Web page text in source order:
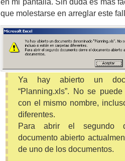
que molestarse en arreglar este
Ya hay abierto un
“Planning.xls”. No se
con el mismo nombre,
diferentes.
Para abrir el segundo
documento abierto
de uno de los documentos.